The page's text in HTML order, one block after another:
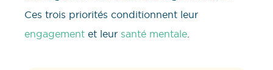
Ces trois priorités conditionnent leur
engagement et leur santé mentale